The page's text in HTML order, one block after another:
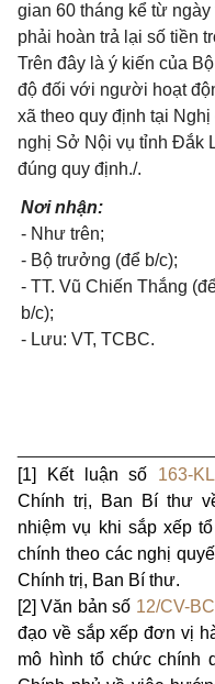
gian 60 tháng kể từ
phải hoàn trả lại số tiền
Trên đây là ý kiến của
độ đối với người hoạt
xã theo quy định tại Nghị
nghị Sở Nội vụ tỉnh Đắk
đúng quy định./.
Nơi nhận:
- Như trên;
- Bộ trưởng (để b/c);
- TT. Vũ Chiến Thắng
b/c);
- Lưu: VT, TCBC.
[1] Kết luận số 163-
Chính trị, Ban Bí thư
nhiệm vụ khi sắp xếp
chính theo các nghị
Chính trị, Ban Bí thư.
[2] Văn bản số 12/CV-
đạo về sắp xếp đơn vị
mô hình tổ chức chính